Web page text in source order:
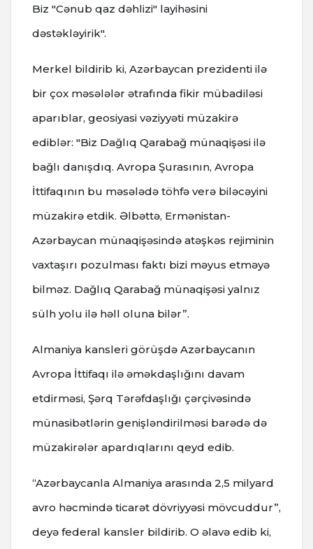
Biz "Cənub qaz dəhlizi" layihəsini
dəstəkləyirik".
Merkel bildirib ki, Azərbaycan prezidenti ilə
bir çox məsələlər ətrafında fikir mübadiləsi
aparıblar, geosiyasi vəziyyəti müzakirə
ediblər: "Biz Dağlıq Qarabağ münaqişəsi ilə
bağlı danışdıq. Avropa Şurasının, Avropa
İttifaqının bu məsələdə töhfə verə biləcəyini
müzakirə etdik. Əlbəttə, Ermənistan-
Azərbaycan münaqişəsində atəşkəs rejiminin
vaxtaşırı pozulması faktı bizi məyus etməyə
bilməz. Dağlıq Qarabağ münaqişəsi yalnız
sülh yolu ilə həll oluna bilər”.
Almaniya kansleri görüşdə Azərbaycanın
Avropa İttifaqı ilə əməkdaşlığını davam
etdirməsi, Şərq Tərəfdaşlığı çərçivəsində
münasibətlərin genişləndirilməsi barədə də
müzakirələr apardıqlarını qeyd edib.
“Azərbaycanla Almaniya arasında 2,5 milyard
avro həcmində ticarət dövriyyəsi mövcuddur”,
deyə federal kansler bildirib. O əlavə edib ki,